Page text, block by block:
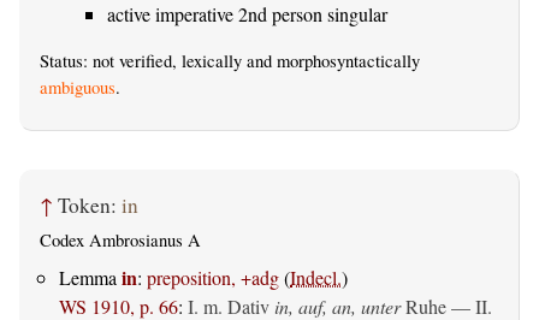
active imperative 2nd person singular
Status: not verified, lexically and morphosyntactically
ambiguous.
↑ Token: in
Codex Ambrosianus A
Lemma in: preposition, +adg(Indecl.)
WS 1910, p. 66: I. m. Dativ in, auf, an, unterRuhe — II.